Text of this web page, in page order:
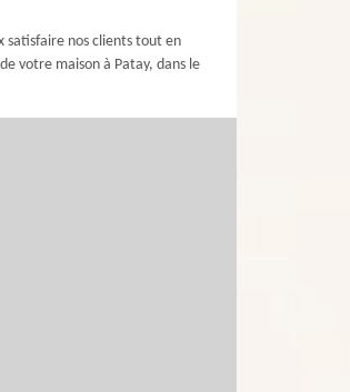
satisfaire nos clients tout en
votre maison à Patay, dans le